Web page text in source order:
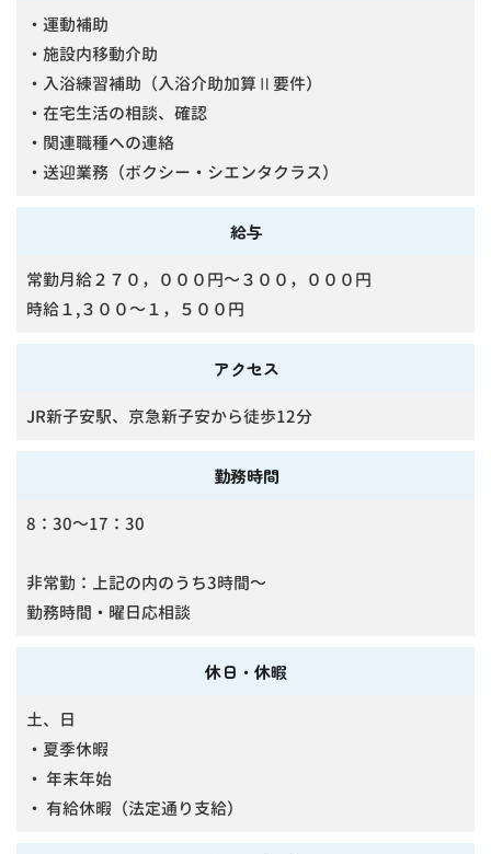
・運動補助
・施設内移動介助
・入浴練習補助（入浴介助加算Ⅱ要件）
・在宅生活の相談、確認
・関連職種への連絡
・送迎業務（ボクシー・シエンタクラス）
給与
常勤月給２７０，０００円～３００，０００円
時給１,３００～１，５００円
アクセス
JR新子安駅、京急新子安から徒歩12分
勤務時間
8：30～17：30
非常勤：上記の内のうち3時間～
勤務時間・曜日応相談
休日・休暇
土、日
・夏季休暇
・ 年末年始
・ 有給休暇（法定通り支給）